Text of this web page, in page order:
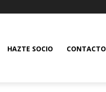
HAZTE SOCIO CONTACTO